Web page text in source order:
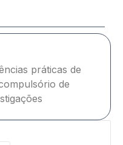
práticas de
de